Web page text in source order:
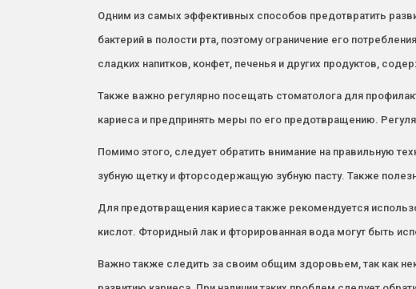
Одним из самых эффективных способов предотвратить
бактерий в полости рта, поэтому ограничение его
сладких напитков, конфет, печенья и других продуктов,
Также важно регулярно посещать стоматолога для
кариеса и предпринять меры по его предотвращению.
Помимо этого, следует обратить внимание на правильную
зубную щетку и фторсодержащую зубную пасту. Также
Для предотвращения кариеса также рекомендуется
кислот. Фторидный лак и фторированная вода могут быть
Важно также следить за своим общим здоровьем, так как